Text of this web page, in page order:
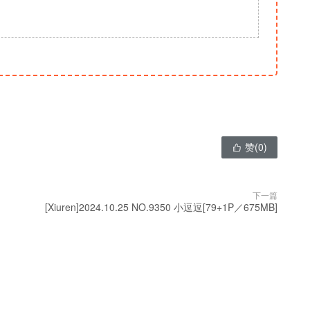
 赞(0)
下一篇
[Xiuren]2024.10.25 NO.9350 小逗逗[79+1P／675MB]